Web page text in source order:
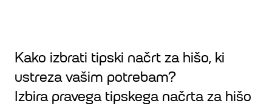
Kako izbrati tipski načrt za hišo, ki
ustreza vašim potrebam?
Izbira pravega tipskega načrta za hišo